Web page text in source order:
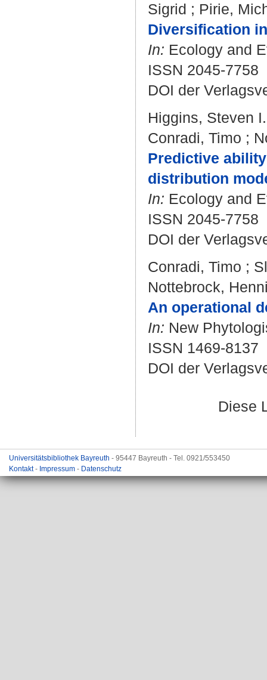
Sigrid ; Pirie,
Diversification
In: Ecology and
ISSN 2045-7758
DOI der
Higgins, Steven I.
Conradi, Timo ;
Predictive
distribution
In: Ecology and
ISSN 2045-7758
DOI der
Conradi, Timo ;
Nottebrock,
An operational
In: New
ISSN 1469-8137
DOI der
Diese
Universitätsbibliothek Bayreuth - 95447 Bayreuth - Tel. 0921/553450
Kontakt- Impressum - Datenschutz